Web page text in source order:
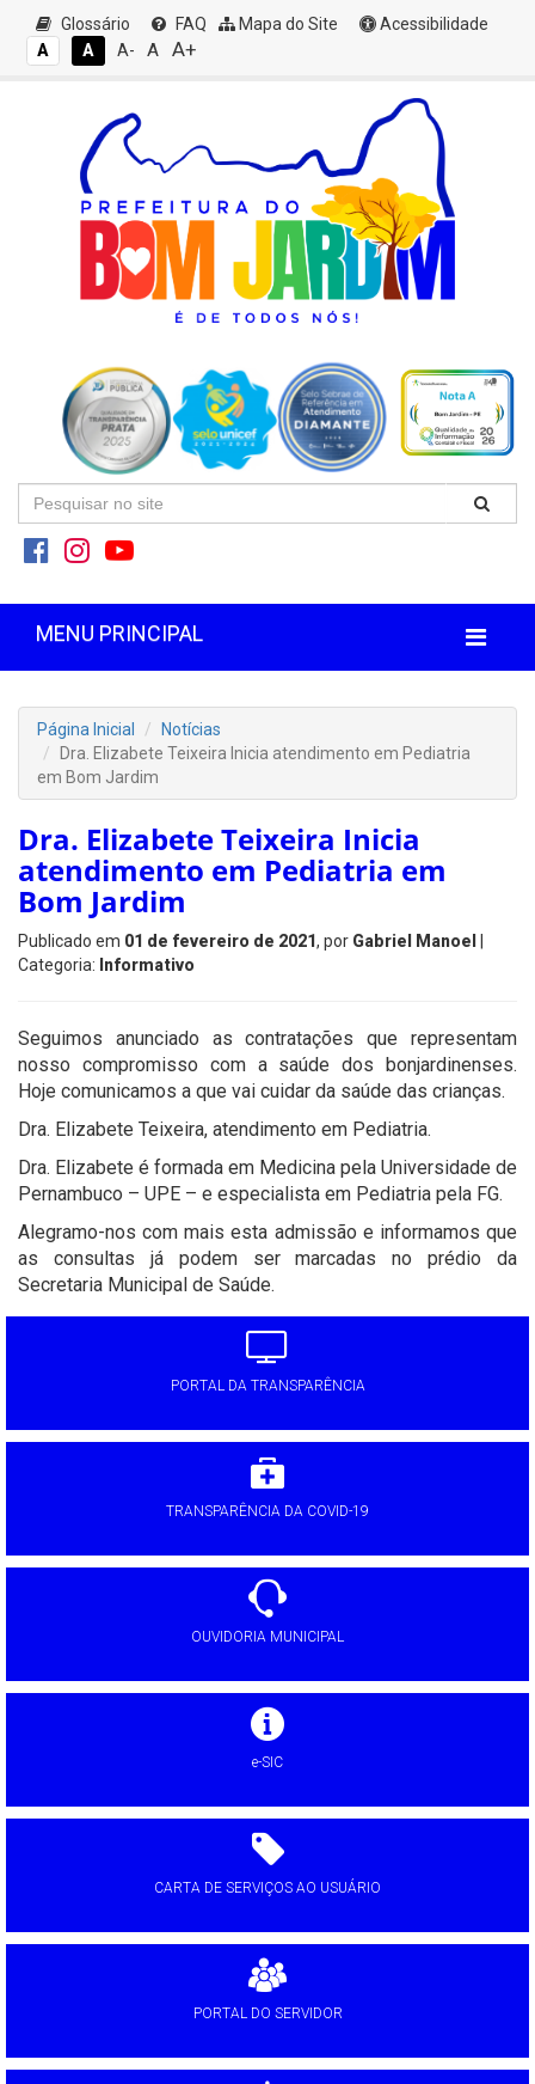
Glossário FAQ Mapa do Site
Acessibilidade
A
A A- A A+
MENU PRINCIPAL
Página Inicial
Notícias
Dra. Elizabete Teixeira Inicia atendimento em Pediatria
em Bom Jardim
Dra. Elizabete Teixeira Inicia
atendimento em Pediatria em
Bom Jardim
Publicado em 01 de fevereiro de 2021, por Gabriel Manoel
Categoria: Informativo
Seguimos anunciado as contratações que representam
nosso compromisso com a saúde dos bonjardinenses.
Hoje comunicamos a que vai cuidar da saúde das crianças.
Dra. Elizabete Teixeira, atendimento em Pediatria.
Dra. Elizabete é formada em Medicina pela Universidade de
Pernambuco – UPE – e especialista em Pediatria pela FG.
Alegramo-nos com mais esta admissão e informamos que
as consultas já podem ser marcadas no prédio da
Secretaria Municipal de Saúde.
PORTAL DA TRANSPARÊNCIA
TRANSPARÊNCIA DA COVID-19
OUVIDORIA MUNICIPAL
e-SIC
CARTA DE SERVIÇOS AO USUÁRIO
PORTAL DO SERVIDOR